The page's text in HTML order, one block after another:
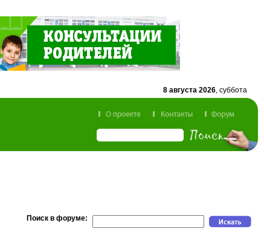
8 августа 2026, суббота
Поиск в форуме: